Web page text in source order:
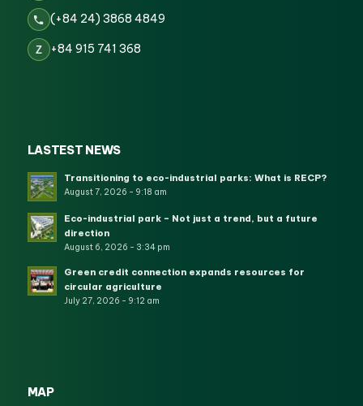
(+84 24) 3868 4849
Z +84 915 741 368
LASTEST NEWS
Transitioning to eco-industrial parks: What is RECP?
August 7, 2026 - 9:18 am
Eco-industrial park – Not just a trend, but a future
direction
August 6, 2026 - 3:34 pm
Green credit connection expands resources for
circular agriculture
July 27, 2026 - 9:12 am
MAP